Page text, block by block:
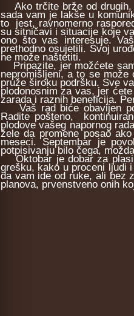
Ako trčite brže od drugih,
sada vam je lakše u
to jest, ravnomerno
su sitničavi i situacije koje
ono što vas interesuje.
prethodno osujetili. Svoj
ne može naštetiti.
Pripazite, jer možćete
nepromišljeni, a to se
pruže široku podršku. Sve
plodonosnim za vas, jer
zarada i raznih beneficija.
Vaš rad biće obavijen
Radite pošteno,
plodove vašeg napornog
žele da promene posao
meseci. Septembar je
potpisivanju bilo čega,
Oktobar je dobar za
grešku, kako u proceni ljudi
da vam ide od ruke, ali bez
planova, prvenstveno onih